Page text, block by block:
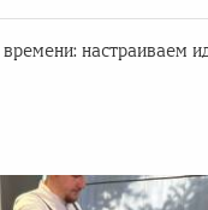
настраиваем